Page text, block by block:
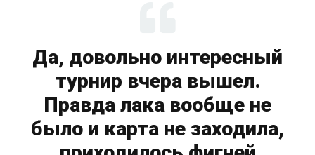
Да, довольно интересный
турнир вчера вышел.
Правда лака вообще не
было и карта не заходила,